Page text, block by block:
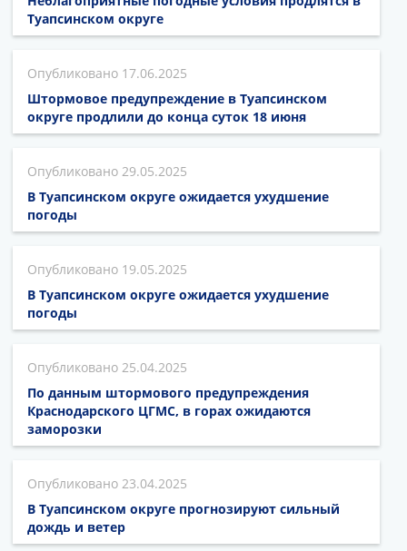
Туапсинском округе
17.06.2025
Штормовое предупреждение в Туапсинском
округе продлили до конца суток 18 июня
29.05.2025
В Туапсинском округе ожидается ухудшение
погоды
19.05.2025
В Туапсинском округе ожидается ухудшение
погоды
25.04.2025
По данным штормового предупреждения
Краснодарского ЦГМС, в горах ожидаются
заморозки
23.04.2025
В Туапсинском округе прогнозируют сильный
дождь и ветер